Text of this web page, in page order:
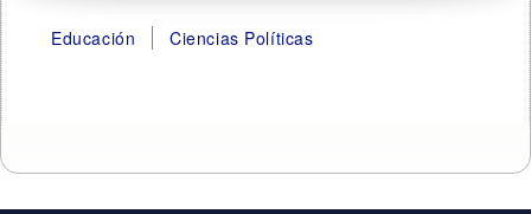
Educación Ciencias Políticas